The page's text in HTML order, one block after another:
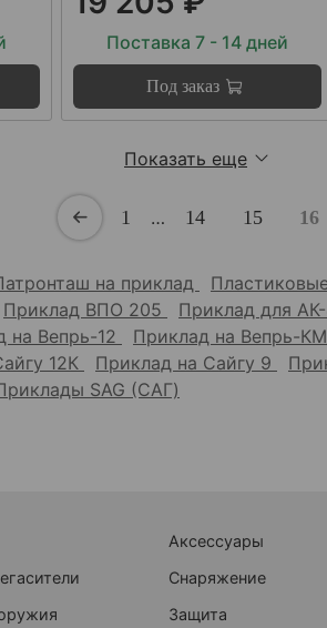
Поставка 7 - 14 дней
Под заказ
Показать еще
1 … 14 15 16
на приклад
Приклад ВПО 205 Приклад для
на Вепрь-12 Приклад на Вепрь-КМ
12К Приклад на Сайгу 9
SAG (САГ)
Аксессуары
Снаряжение
Защита